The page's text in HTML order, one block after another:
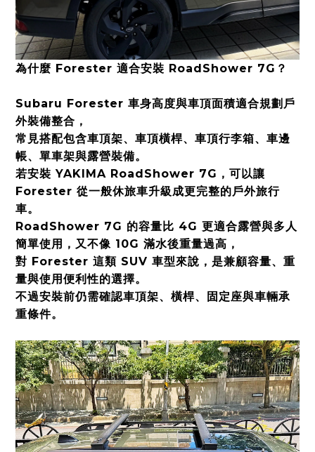
為什麼 Forester 適合安裝 RoadShower 7G？
Subaru Forester 車身高度與車頂面積適合規劃戶
外裝備整合，
常見搭配包含車頂架、車頂橫桿、車頂行李箱、車邊
帳、單車架與露營裝備。
若安裝 YAKIMA RoadShower 7G，可以讓
Forester 從一般休旅車升級成更完整的戶外旅行
車。
RoadShower 7G 的容量比 4G 更適合露營與多人
簡單使用，又不像 10G 滿水後重量過高，
對 Forester 這類 SUV 車型來說，是兼顧容量、重
量與使用便利性的選擇。
不過安裝前仍需確認車頂架、橫桿、固定座與車輛承
重條件。